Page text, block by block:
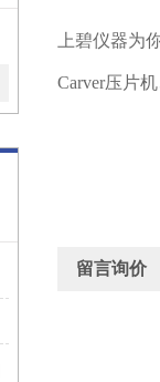
上碧仪器为
Carver压片
留言询价